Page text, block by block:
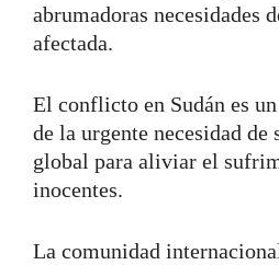
abrumadoras necesidades
afectada.
El conflicto en Sudán es
de la urgente necesidad
global para aliviar el
inocentes.
La comunidad